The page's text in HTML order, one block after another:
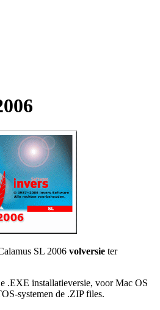
SL 2006 volversie ter
.EXE installatieversie, voor Mac OS
systemen de .ZIP files.